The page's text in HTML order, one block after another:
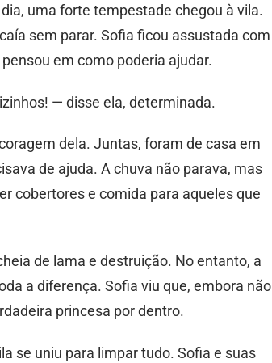
uma forte tempestade chegou à vila.
sem parar. Sofia ficou assustada com
em como poderia ajudar.
— disse ela, determinada.
dela. Juntas, foram de casa em
de ajuda. A chuva não parava, mas
cobertores e comida para aqueles que
de lama e destruição. No entanto, a
a diferença. Sofia viu que, embora não
princesa por dentro.
se uniu para limpar tudo. Sofia e suas